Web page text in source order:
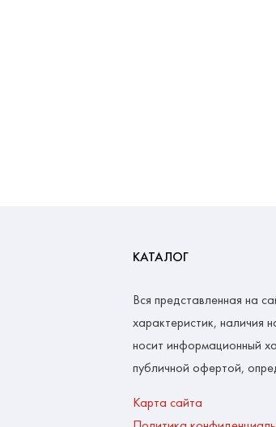
КАТАЛОГ
Вся представленная на
характеристик, наличия
носит информационный
публичной офертой,
Карта сайта